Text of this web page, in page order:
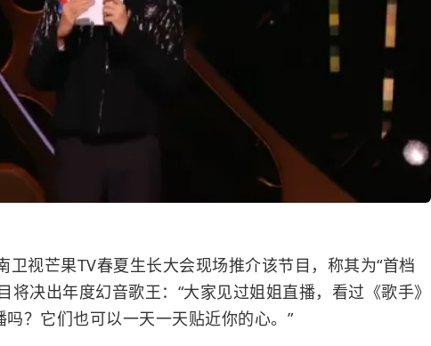
卫视芒果TV春夏生长大会现场推介该节目，称其为“首档
将决出年度幻音歌王：“大家见过姐姐直播，看过《歌手》
？它们也可以一天一天贴近你的心。”